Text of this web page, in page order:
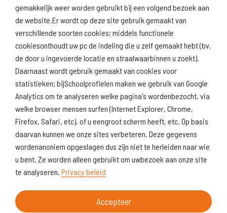
gemakkelijk weer worden gebruikt bij een volgend bezoek aan
de website.Er wordt op deze site gebruik gemaakt van
verschillende soorten cookies; middels functionele
cookiesonthoudt uw pc de indeling die u zelf gemaakt hebt (bv.
de door u ingevoerde locatie en straalwaarbinnen u zoekt).
Daarnaast wordt gebruik gemaakt van cookies voor
statistieken; bijSchoolprofielen maken we gebruik van Google
Analytics om te analyseren welke pagina's wordenbezocht, via
welke browser mensen surfen (Internet Explorer, Chrome,
Firefox, Safari, etc), of u eengroot scherm heeft, etc. Op basis
daarvan kunnen we onze sites verbeteren. Deze gegevens
wordenanoniem opgeslagen dus zijn niet te herleiden naar wie
u bent. Ze worden alleen gebruikt om uwbezoek aan onze site
te analyseren. Privacy beleid
Accepteer
Naar scholenopdekaart.nl